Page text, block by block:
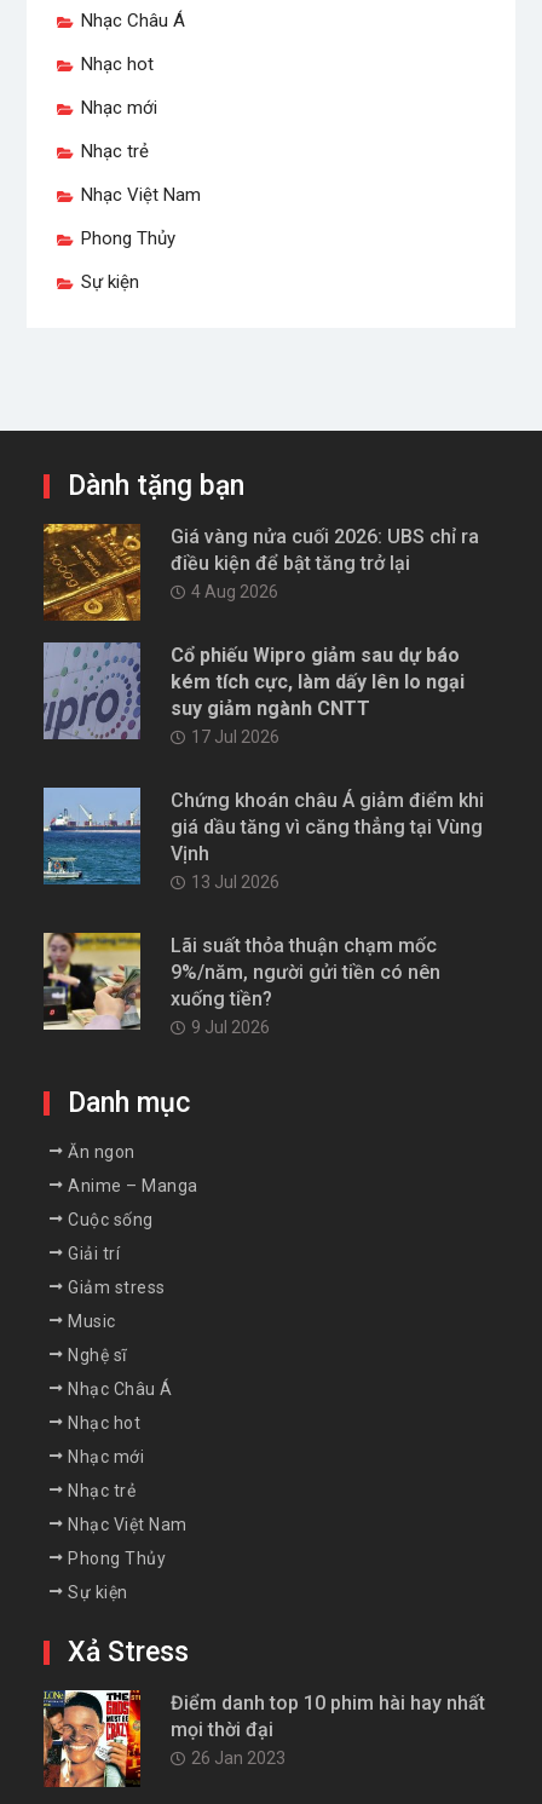
Nhạc Châu Á
Nhạc hot
Nhạc mới
Nhạc trẻ
Nhạc Việt Nam
Phong Thủy
Sự kiện
Dành tặng bạn
Giá vàng nửa cuối 2026: UBS chỉ ra
điều kiện để bật tăng trở lại
4 Aug 2026
Cổ phiếu Wipro giảm sau dự báo
kém tích cực, làm dấy lên lo ngại
suy giảm ngành CNTT
17 Jul 2026
Chứng khoán châu Á giảm điểm khi
giá dầu tăng vì căng thẳng tại Vùng
Vịnh
13 Jul 2026
Lãi suất thỏa thuận chạm mốc
9%/năm, người gửi tiền có nên
xuống tiền?
9 Jul 2026
Danh mục
Ăn ngon
Anime – Manga
Cuộc sống
Giải trí
Giảm stress
Music
Nghệ sĩ
Nhạc Châu Á
Nhạc hot
Nhạc mới
Nhạc trẻ
Nhạc Việt Nam
Phong Thủy
Sự kiện
Xả Stress
Điểm danh top 10 phim hài hay nhất
mọi thời đại
26 Jan 2023